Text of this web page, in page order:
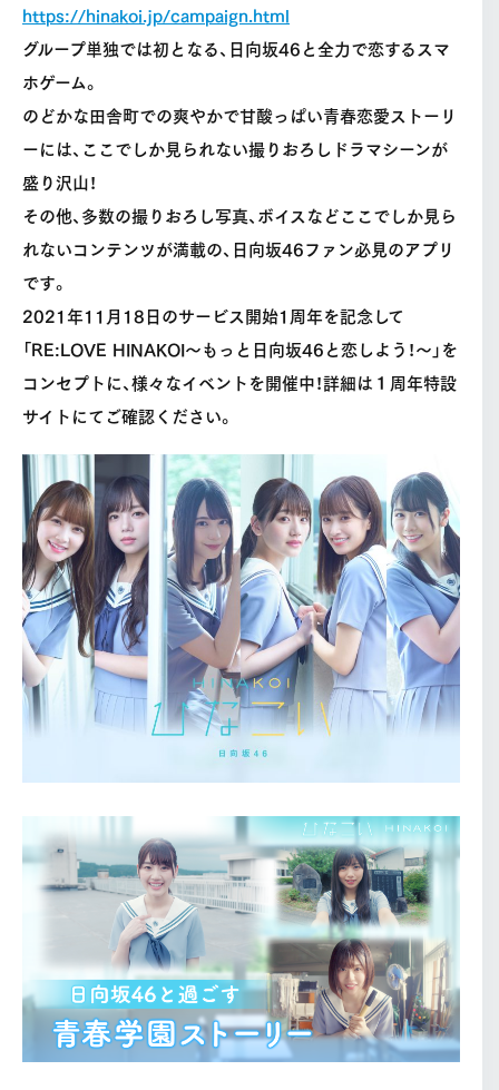
https://hinakoi.jp/campaign.html
グループ単独では初となる、日向坂46と全力で恋するスマ
ホゲーム。
のどかな田舎町での爽やかで甘酸っぱい青春恋愛ストーリ
ーには、ここでしか見られない撮りおろしドラマシーンが
盛り沢山！
その他、多数の撮りおろし写真、ボイスなどここでしか見ら
れないコンテンツが満載の、日向坂46ファン必見のアプリ
です。
2021年11月18日のサービス開始1周年を記念して
「RE:LOVE HINAKOI〜もっと日向坂46と恋しよう！〜」を
コンセプトに、様々なイベントを開催中！詳細は１周年特設
サイトにてご確認ください。